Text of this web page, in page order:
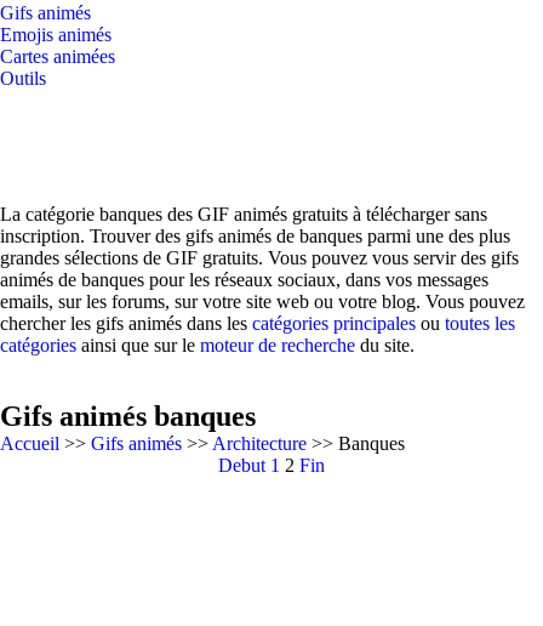
Gifs animés
Emojis animés
Cartes animées
Outils
La catégorie banques des GIF animés gratuits à télécharger sans
inscription. Trouver des gifs animés de banques parmi une des plus
grandes sélections de GIF gratuits. Vous pouvez vous servir des gifs
animés de banques pour les réseaux sociaux, dans vos messages
emails, sur les forums, sur votre site web ou votre blog. Vous pouvez
chercher les gifs animés dans les catégories principales ou toutes les
catégories ainsi que sur le moteur de recherche du site.
Gifs animés banques
Accueil >> Gifs animés >> Architecture >> Banques
Debut 1 2 Fin